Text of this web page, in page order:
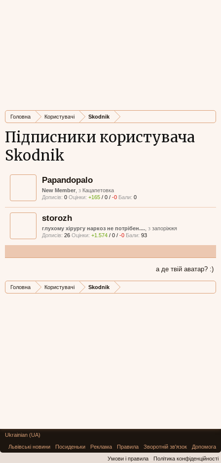
Головна Користувачі Skodnik
Підписники користувача
Skodnik
Papandopalo
New Member з Кацапетовка
Дописів: 0 Оцінки: +165 / 0 / -0 Бали: 0
storozh
глухому хірургу наркоз не потрібен.... з запоріжжя
Дописів: 26 Оцінки: +1.574 / 0 / -0 Бали: 93
а де твій аватар? :)
Головна Користувачі Skodnik
Ukrainian (UA)
Львівські новини
Посиденьки Реклама Правила Зворотній зв'язок
Допомога
Умови і правила
Політика конфіденційності